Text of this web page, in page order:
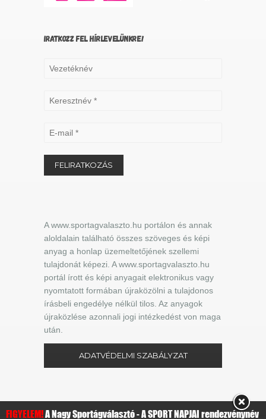
IRATKOZZ FEL HÍRLEVELÜNKRE!
A www.sportagvalaszto.hu portálon és annak
aloldalain található összes szöveges és képi
anyag a honlap üzemeltetőjének szellemi
tulajdonát képezi. A www.sportagvalaszto.hu
portál írott és képi anyagait elektronikus vagy
nyomtatott formában újraközölni a tulajdonos
írásbeli engedélye nélkül tilos. Az anyagok
újraközlése azonnali jogi intézkedést von maga
után.
ADATVÉDELMI SZABÁLYZAT
FIGYELEM!A Nagy Sportágválasztó - A SPORT NAPJAI rendezvénynév